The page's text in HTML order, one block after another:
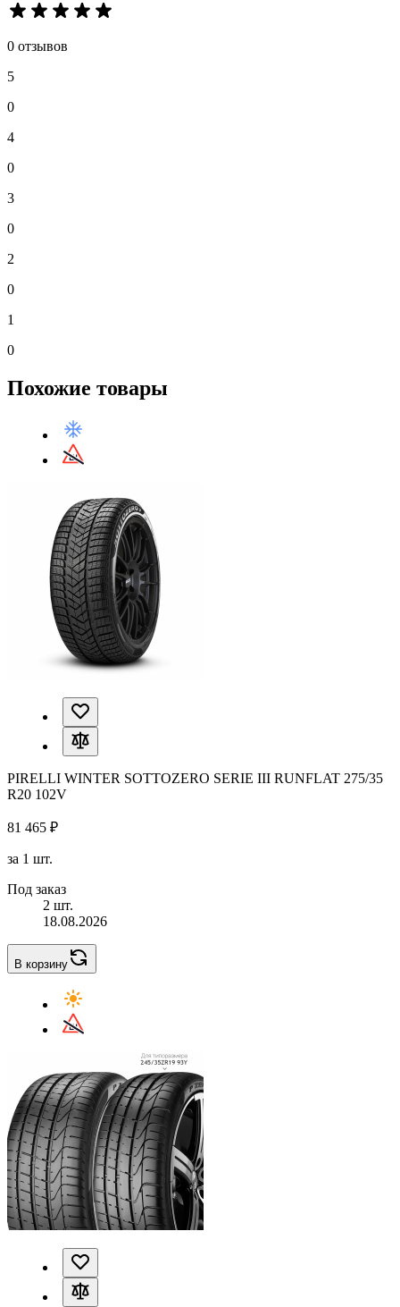
0 отзывов
5
0
4
0
3
0
2
0
1
0
Похожие товары
PIRELLI WINTER SOTTOZERO SERIE III RUNFLAT 275/35
R20 102V
81 465 ₽
за 1 шт.
Под заказ
2 шт.
18.08.2026
В корзину